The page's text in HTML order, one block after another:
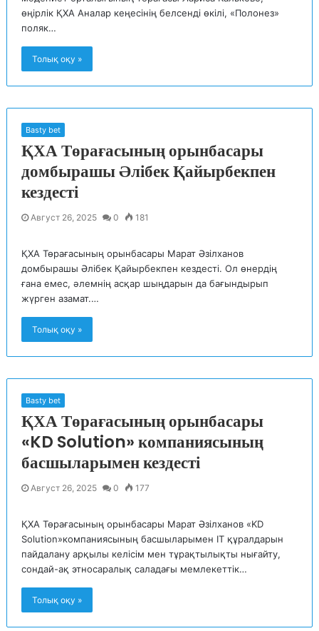
өңірлік ҚХА Аналар кеңесінің белсенді өкілі, «Полонез»
поляк…
Толық оқу »
Basty bet
ҚХА Төрағасының орынбасары
домбырашы Әлібек Қайырбекпен
кездесті
Август 26, 2025 0 181
ҚХА Төрағасының орынбасары Марат Әзілханов
домбырашы Әлібек Қайырбекпен кездесті. Ол өнердің
ғана емес, әлемнің асқар шыңдарын да бағындырып
жүрген азамат.…
Толық оқу »
Basty bet
ҚХА Төрағасының орынбасары
«KD Solution» компаниясының
басшыларымен кездесті
Август 26, 2025 0 177
ҚХА Төрағасының орынбасары Марат Әзілханов «KD
Solution»компаниясының басшыларымен IT құралдарын
пайдалану арқылы келісім мен тұрақтылықты нығайту,
сондай-ақ этносаралық саладағы мемлекеттік…
Толық оқу »